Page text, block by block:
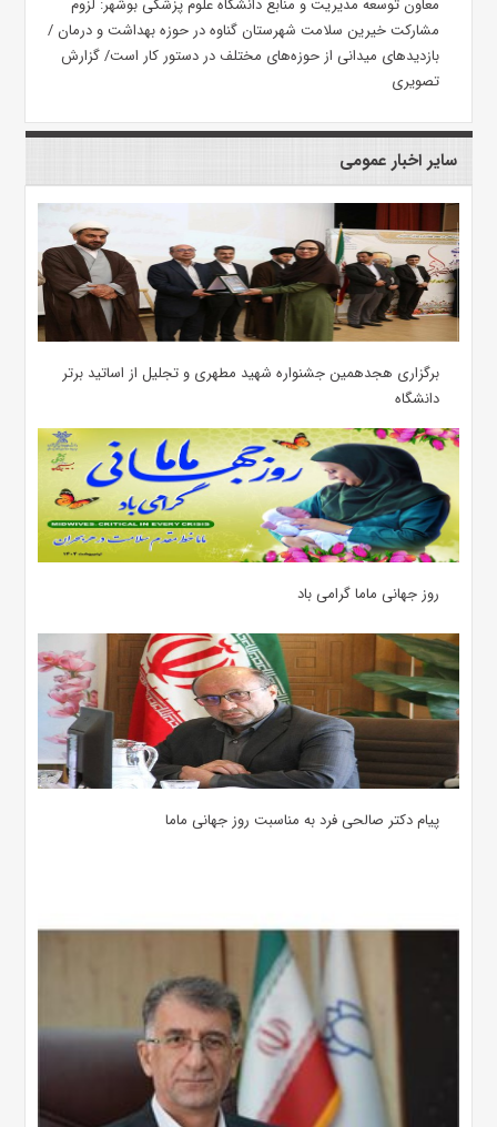
معاون توسعه مدیریت و منابع دانشگاه علوم پزشکی بوشهر: لزوم
مشارکت خیرین سلامت شهرستان گناوه در حوزه بهداشت و درمان /
بازدیدهای میدانی از حوزه‌های مختلف در دستور کار است/ گزارش
تصویری
سایر اخبار عمومی
برگزاری هجدهمین جشنواره شهید مطهری و تجلیل از اساتید برتر
دانشگاه
روز جهانی ماما گرامی باد
پیام دکتر صالحی فرد به مناسبت روز جهانی ماما